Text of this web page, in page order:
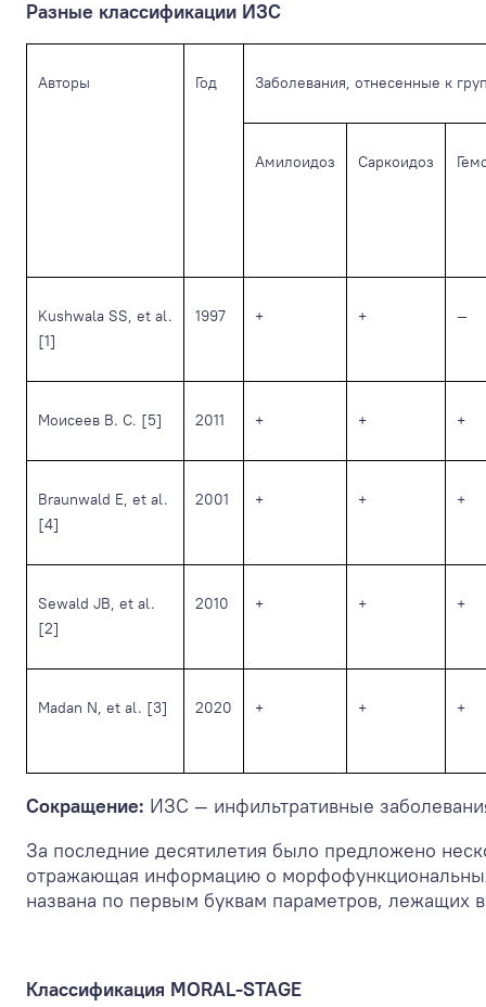
Разные классификации ИЗС
Авторы Год Заболевания, отнесенные к
Амилоидоз Саркоидоз
Kushwala SS, et al.
[1]
1997 + + —
Моисеев В. С. [5] 2011 + + +
Braunwald E, et al.
[4]
2001 + + +
Sewald JB, et al.
[2]
2010 + + +
Madan N, et al. [3] 2020 + + +
Сокращение: ИЗС — инфильтративные
За последние десятилетия было предложено
отражающая информацию о
названа по первым буквам параметров, лежащих
Классификация MORAL-STAGE